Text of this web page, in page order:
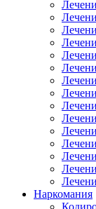
Наркомания